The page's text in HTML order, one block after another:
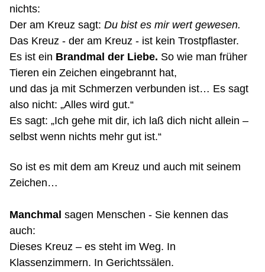
nichts:
Der am Kreuz sagt: Du bist es mir wert gewesen.
Das Kreuz - der am Kreuz - ist kein Trostpflaster.
Es ist ein Brandmal der Liebe. So wie man früher
Tieren ein Zeichen eingebrannt hat,
und das ja mit Schmerzen verbunden ist… Es sagt
also nicht: „Alles wird gut.“
Es sagt: „Ich gehe mit dir, ich laß dich nicht allein –
selbst wenn nichts mehr gut ist.“
So ist es mit dem am Kreuz und auch mit seinem
Zeichen…
Manchmal sagen Menschen - Sie kennen das
auch:
Dieses Kreuz – es steht im Weg. In
Klassenzimmern. In Gerichtssälen.